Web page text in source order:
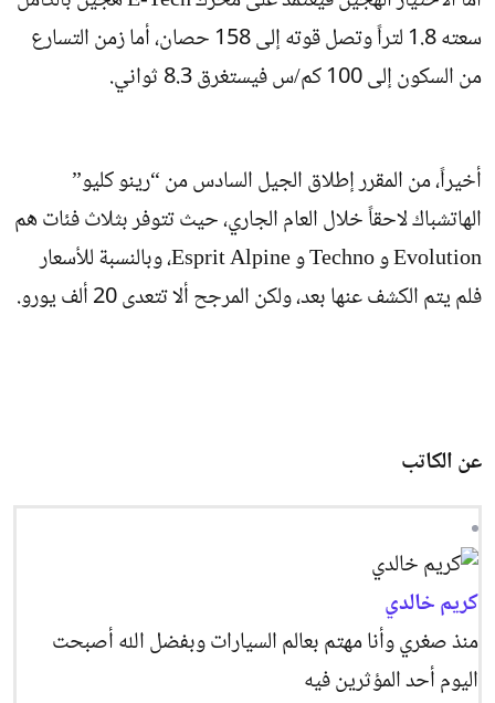
سعته 1.8 لتراً وتصل قوته إلى 158 حصان، أما زمن التسارع
من السكون إلى 100 كم/س فيستغرق 8.3 ثواني.
أخيراً، من المقرر إطلاق الجيل السادس من “رينو كليو”
الهاتشباك لاحقاً خلال العام الجاري، حيث تتوفر بثلاث فئات هم
Evolution و Techno و Esprit Alpine، وبالنسبة للأسعار
فلم يتم الكشف عنها بعد، ولكن المرجح ألا تتعدى 20 ألف يورو.
عن الكاتب
كريم خالدي
منذ صغري وأنا مهتم بعالم السيارات وبفضل الله أصبحت
اليوم أحد المؤثرين فيه